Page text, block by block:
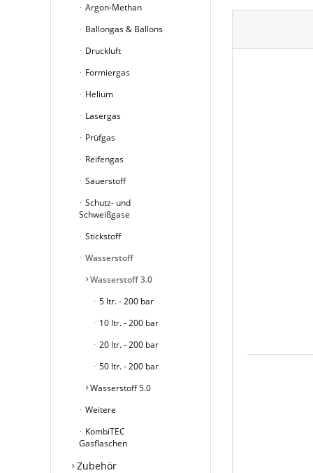
Argon-Methan
Ballongas & Ballons
Druckluft
Formiergas
Helium
Lasergas
Prüfgas
Reifengas
Sauerstoff
Schutz- und
Schweißgase
Stickstoff
Wasserstoff
Wasserstoff 3.0
5 ltr. - 200 bar
10 ltr. - 200 bar
20 ltr. - 200 bar
50 ltr. - 200 bar
Wasserstoff 5.0
Weitere
KombiTEC
Gasflaschen
Zubehör